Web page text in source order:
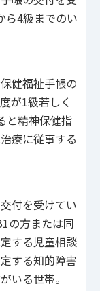
ら4級までのい
健福祉手帳の
が1級若しく
と精神保健指
療に従事する
付を受けてい
の方または同
する児童相談
する知的障害
いる世帯。